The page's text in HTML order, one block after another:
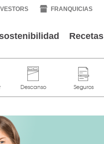
FRANQUICIAS
Recetas